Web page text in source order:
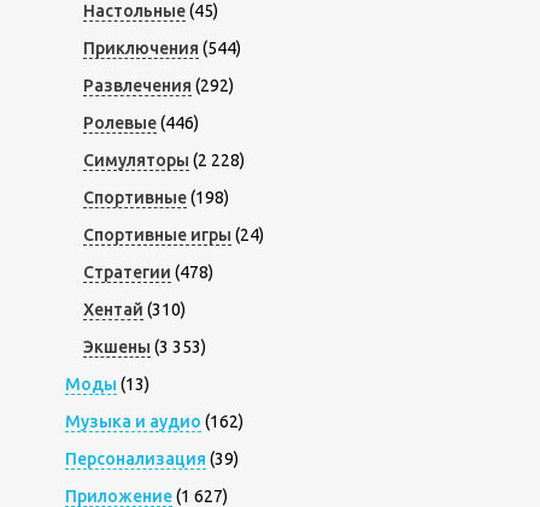
Настольные(45)
Приключения (544)
Развлечения (292)
Ролевые(446)
Симуляторы (2 228)
Спортивные(198)
Спортивные игры (24)
Стратегии (478)
Хентай (310)
Экшены (3 353)
Моды (13)
Музыка и аудио (162)
Персонализация (39)
Приложение(1 627)